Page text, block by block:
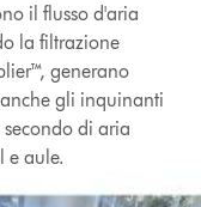
il flusso d'aria
la filtrazione
generano
gli inquinanti
di aria
e aule.